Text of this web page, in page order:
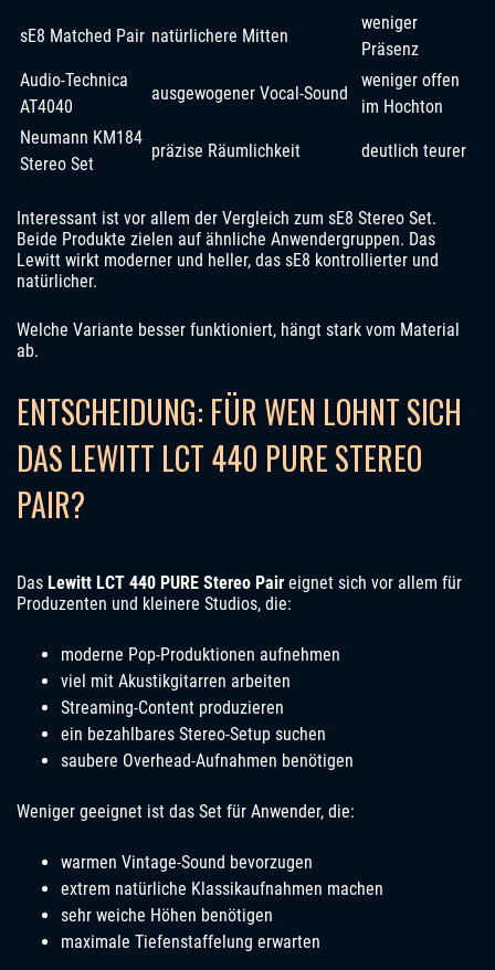
sE8 Matched Pair natürlichere Mitten
weniger
Präsenz
Audio-Technica
AT4040
ausgewogener Vocal-Sound
weniger offen
im Hochton
Neumann KM184
Stereo Set
präzise Räumlichkeit deutlich teurer
Interessant ist vor allem der Vergleich zum sE8 Stereo Set.
Beide Produkte zielen auf ähnliche Anwendergruppen. Das
Lewitt wirkt moderner und heller, das sE8 kontrollierter und
natürlicher.
Welche Variante besser funktioniert, hängt stark vom Material
ab.
ENTSCHEIDUNG: FÜR WEN LOHNT SICH
DAS LEWITT LCT 440 PURE STEREO
PAIR?
Das Lewitt LCT 440 PURE Stereo Pair eignet sich vor allem für
Produzenten und kleinere Studios, die:
moderne Pop-Produktionen aufnehmen
viel mit Akustikgitarren arbeiten
Streaming-Content produzieren
ein bezahlbares Stereo-Setup suchen
saubere Overhead-Aufnahmen benötigen
Weniger geeignet ist das Set für Anwender, die:
warmen Vintage-Sound bevorzugen
extrem natürliche Klassikaufnahmen machen
sehr weiche Höhen benötigen
maximale Tiefenstaffelung erwarten